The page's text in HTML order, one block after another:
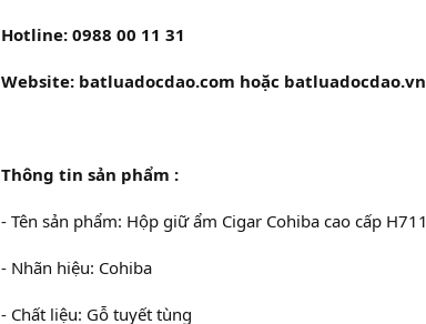
Hotline: 0988 00 11 31
Website: batluadocdao.com hoặc batluadocdao.vn
Thông tin sản phẩm :
- Tên sản phẩm: Hộp giữ ẩm Cigar Cohiba cao cấp H711
- Nhãn hiệu: Cohiba
- Chất liệu: Gỗ tuyết tùng